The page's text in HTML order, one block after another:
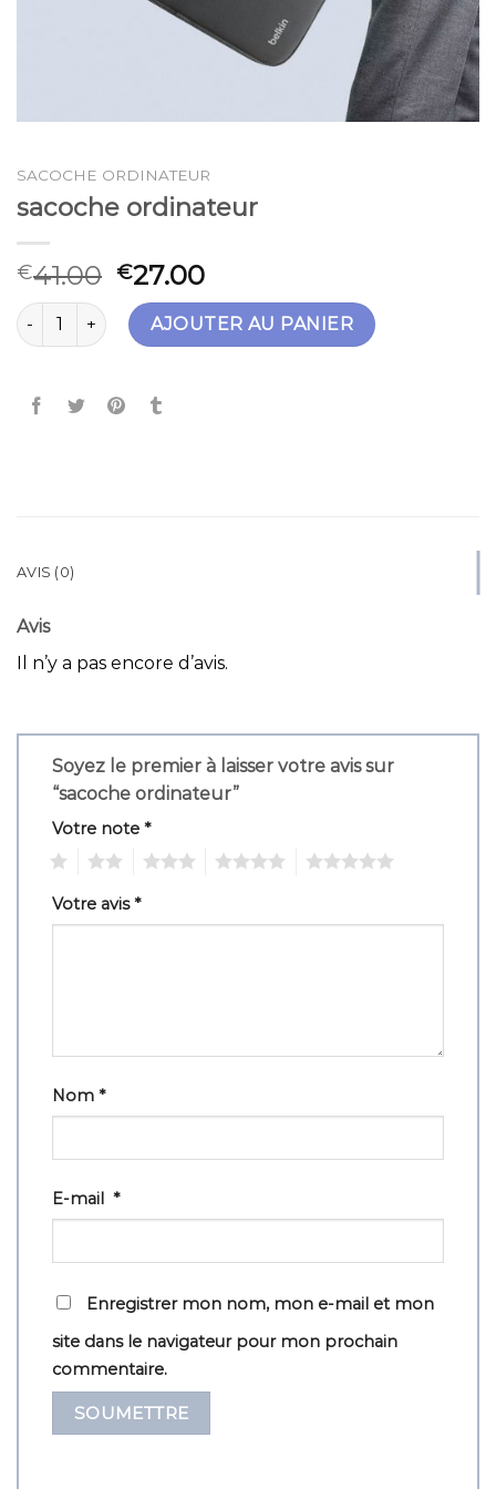
SACOCHE ORDINATEUR
sacoche ordinateur
€41.00 €27.00
quantité de sacoche ordinateur
AJOUTER AU PANIER
AVIS (0)
Avis
Il n’y a pas encore d’avis.
Soyez le premier à laisser votre avis sur
“sacoche ordinateur”
Votre note *
Votre avis*
Nom *
E-mail *
Enregistrer mon nom, mon e-mail et mon
site dans le navigateur pour mon prochain
commentaire.